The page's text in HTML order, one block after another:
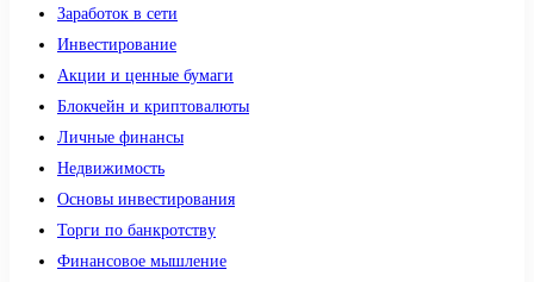
Заработок в сети
Инвестирование
Акции и ценные бумаги
Блокчейн и криптовалюты
Личные финансы
Недвижимость
Основы инвестирования
Торги по банкротству
Финансовое мышление